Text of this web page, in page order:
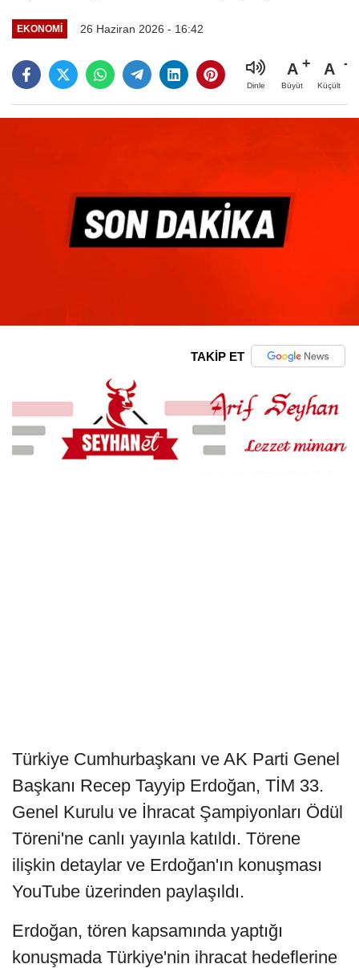
EKONOMI 26 Haziran 2026 - 16:42
Dinle
A
Büyüt
A
Küçült
TAKİP ET
Türkiye Cumhurbaşkanı ve AK Parti Genel
Başkanı Recep Tayyip Erdoğan, TİM 33.
Genel Kurulu ve İhracat Şampiyonları Ödül
Töreni'ne canlı yayınla katıldı. Törene
ilişkin detaylar ve Erdoğan'ın konuşması
YouTube üzerinden paylaşıldı.
Erdoğan, tören kapsamında yaptığı
konuşmada Türkiye'nin ihracat hedeflerine